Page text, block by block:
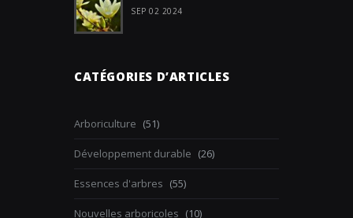
SEP 02 2024
CATÉGORIES D’ARTICLES
Arboriculture (51)
Développement durable (26)
Essences d'arbres (55)
Nouvelles arboricoles (10)